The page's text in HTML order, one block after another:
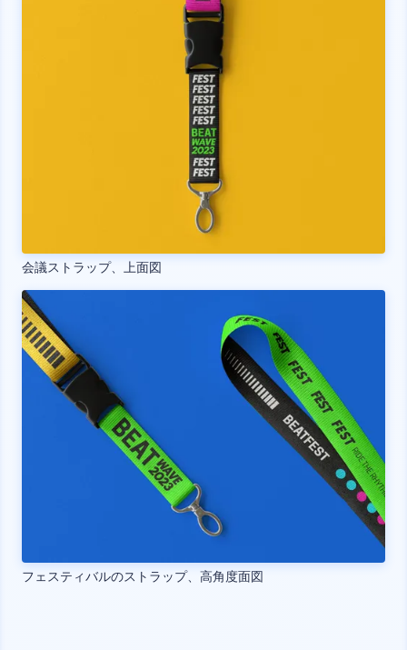
会議ストラップ、上面図
フェスティバルのストラップ、高角度面図